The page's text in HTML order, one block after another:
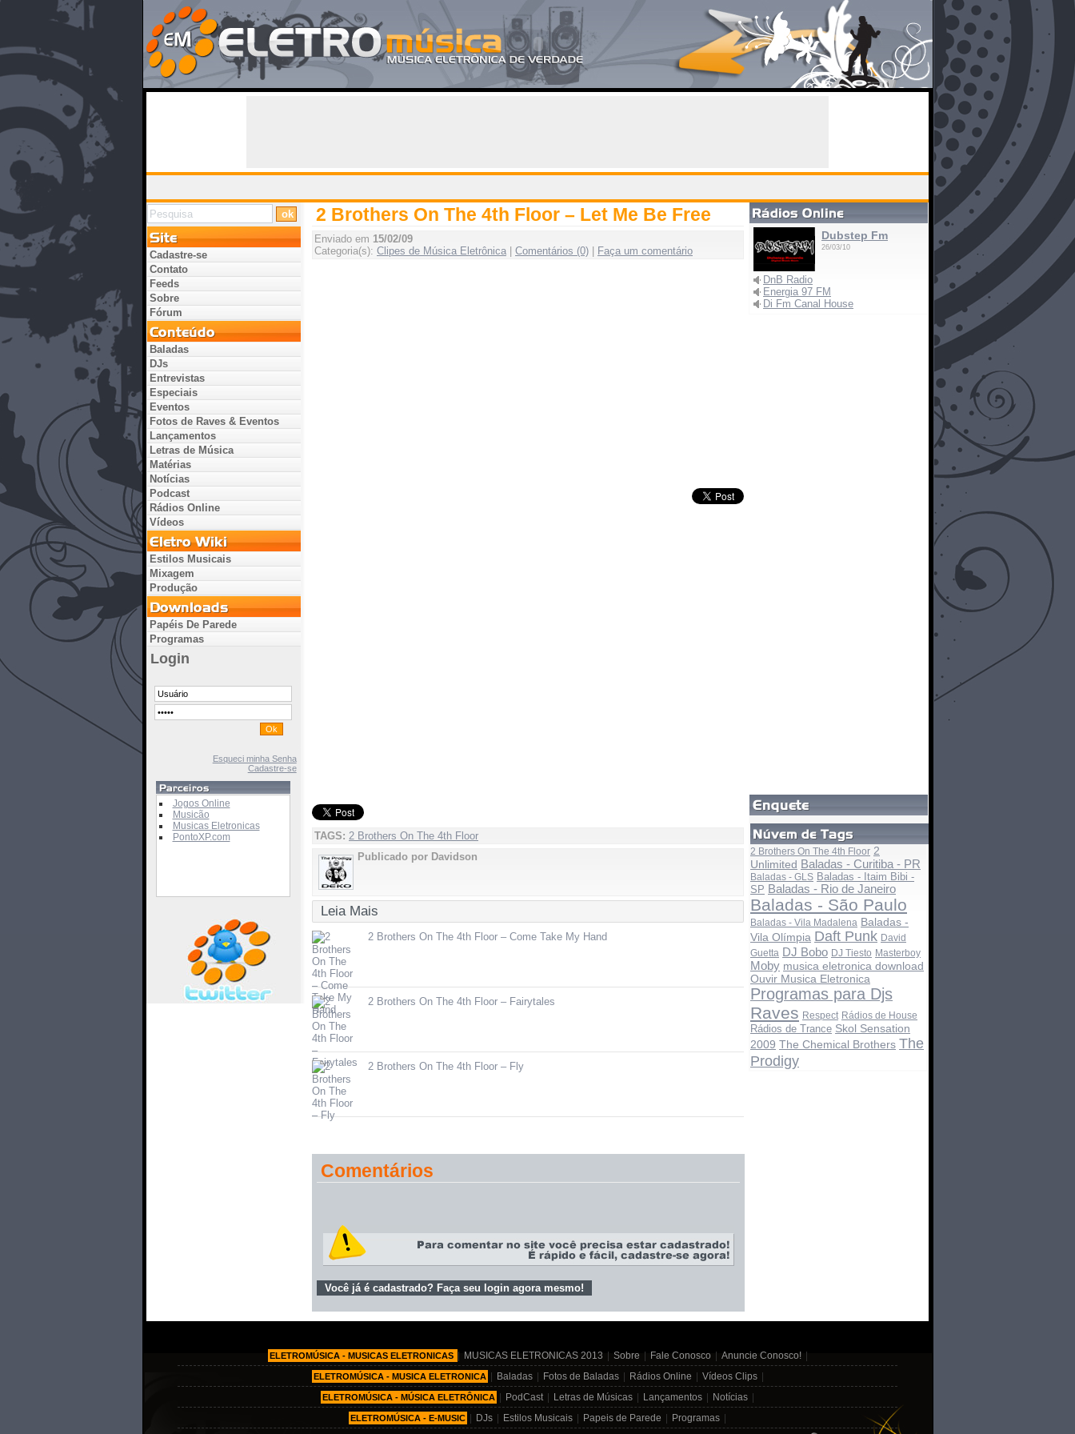
2 Brothers On The 4th Floor – Let Me Be Free
Enviado em 15/02/09
Categoria(s): Clipes de Música Eletrônica Comentários (0) Faça um comentário
TAGS: 2 Brothers On The 4th Floor
Publicado por Davidson
Leia Mais
2 Brothers On The 4th Floor – Come Take My Hand
2 Brothers On The 4th Floor – Fairytales
2 Brothers On The 4th Floor – Fly
Comentários
Você já é cadastrado? Faça seu login agora mesmo!
Dubstep Fm
26/03/10
DnB Radio
Energia 97 FM
Di Fm Canal House
2 Brothers On The 4th Floor 2
Unlimited Baladas - Curitiba - PR
Baladas - GLS Baladas - Itaim Bibi -
SP Baladas - Rio de Janeiro
Baladas - São Paulo
Baladas - Vila Madalena Baladas -
Vila Olímpia Daft Punk David
Guetta DJ Bobo DJ Tiesto Masterboy
Moby musica eletronica download
Ouvir Musica Eletronica
Programas para Djs
Raves Respect Rádios de House
Rádios de Trance Skol Sensation
2009 The Chemical Brothers The
Prodigy
Cadastre-se
Contato
Feeds
Sobre
Fórum
Baladas
DJs
Entrevistas
Especiais
Eventos
Fotos de Raves & Eventos
Lançamentos
Letras de Música
Matérias
Notícias
Podcast
Rádios Online
Vídeos
Estilos Musicais
Mixagem
Produção
Papéis De Parede
Programas
Login
Esqueci minha Senha
Cadastre-se
Jogos Online
Musicão
Musicas Eletronicas
PontoXP.com
ELETROMÚSICA - MUSICAS ELETRONICAS MUSICAS ELETRONICAS 2013 Sobre Fale Conosco Anuncie Conosco!
ELETROMÚSICA - MUSICA ELETRONICA Baladas Fotos de Baladas Rádios Online Vídeos Clips
ELETROMÚSICA - MÚSICA ELETRÔNICA PodCast Letras de Músicas Lançamentos Notícias
ELETROMÚSICA - E-MUSIC DJs Estilos Musicais Papeis de Parede Programas